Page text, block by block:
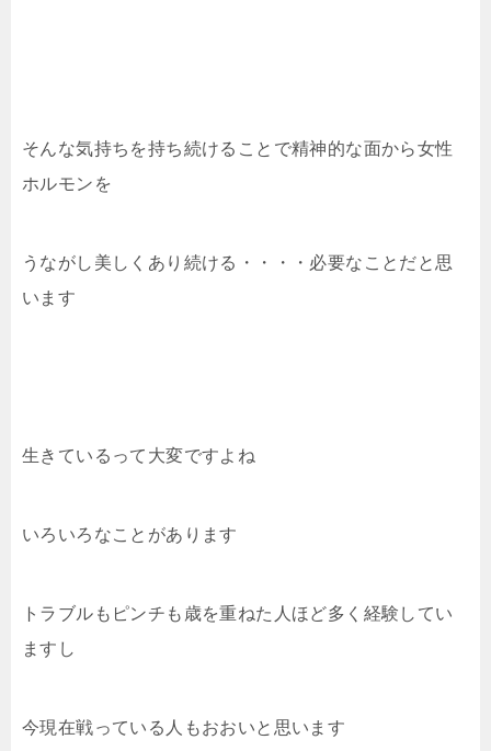
そんな気持ちを持ち続けることで精神的な面から女性
ホルモンを
うながし美しくあり続ける・・・・必要なことだと思
います
生きているって大変ですよね
いろいろなことがあります
トラブルもピンチも歳を重ねた人ほど多く経験してい
ますし
今現在戦っている人もおおいと思います